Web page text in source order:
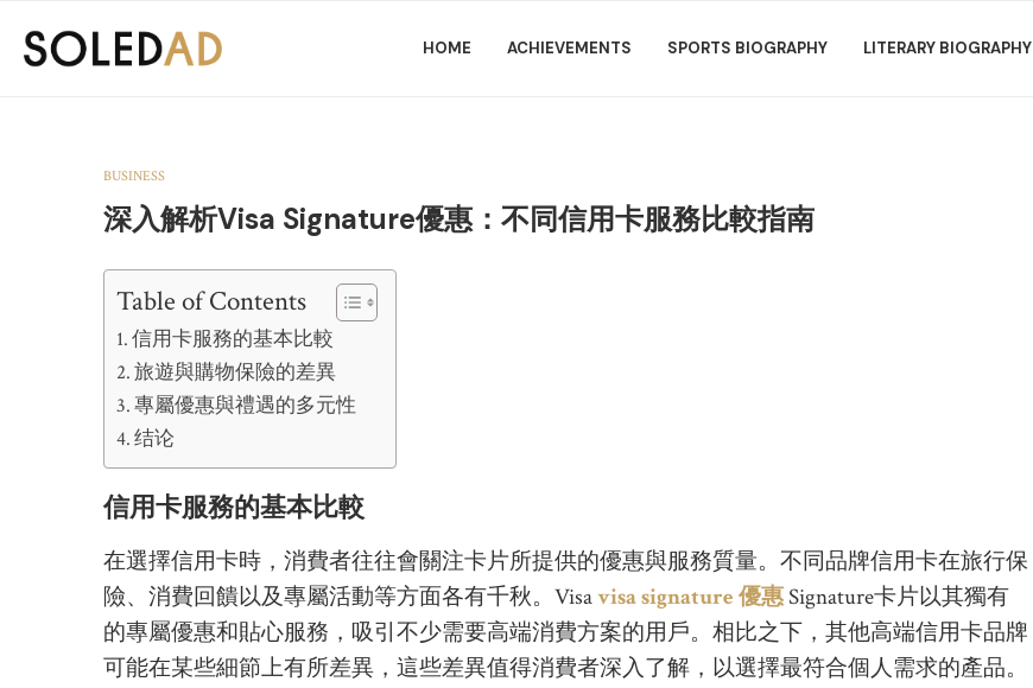
HOME ACHIEVEMENTS SPORTS BIOGRAPHY LITERARY BIOGRAPHY
BUSINESS
深入解析Visa Signature優惠：不同信用卡服務比較指南
Table of Contents
信用卡服務的基本比較
旅遊與購物保險的差異
專屬優惠與禮遇的多元性
结论
信用卡服務的基本比較
在選擇信用卡時，消費者往往會關注卡片所提供的優惠與服務質量。不同品牌信用卡在旅行保
險、消費回饋以及專屬活動等方面各有千秋。Visavisa signature 優惠Signature卡片以其獨有
的專屬優惠和貼心服務，吸引不少需要高端消費方案的用戶。相比之下，其他高端信用卡品牌
可能在某些細節上有所差異，這些差異值得消費者深入了解，以選擇最符合個人需求的產品。